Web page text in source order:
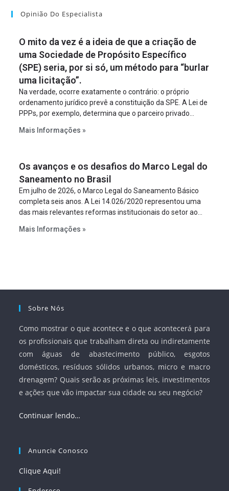
Opinião Do Especialista
O mito da vez é a ideia de que a criação de
uma Sociedade de Propósito Específico
(SPE) seria, por si só, um método para “burlar
uma licitação”.
Na verdade, ocorre exatamente o contrário: o próprio
ordenamento jurídico prevê a constituição da SPE. A Lei de
PPPs, por exemplo, determina que o parceiro privado
empreendimento. Ou seja, a suposta “fraude à licitação” é
projeto a projeto.
Mais Informações »
Os avanços e os desafios do Marco Legal do
Saneamento no Brasil
Em julho de 2026, o Marco Legal do Saneamento Básico
completa seis anos. A Lei 14.026/2020 representou uma
das mais relevantes reformas institucionais do setor ao
serviços, ampliar a participação da iniciativa privada,
Mais Informações »
Sobre Nós
Como mostrar o que acontece e o que acontecerá para
os profissionais que trabalham direta ou indiretamente
com águas de abastecimento público, esgotos
domésticos, resíduos sólidos urbanos, micro e macro
drenagem? Quais serão as próximas leis, investimentos
e ações que vão impactar sua cidade ou seu negócio?
Continuar lendo…
Anuncie Conosco
Clique Aqui!